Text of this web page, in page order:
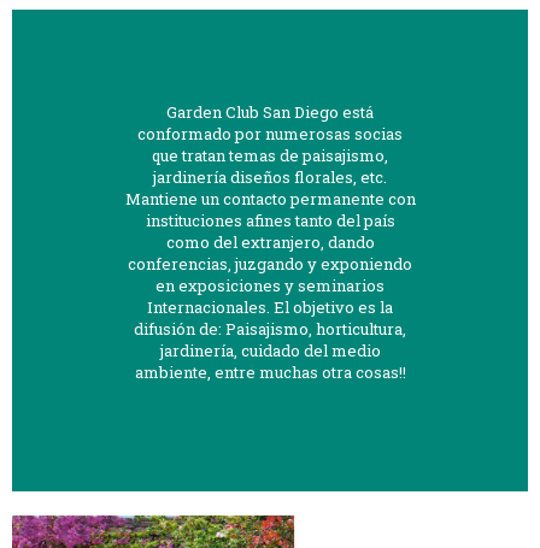
Garden Club San Diego está
conformado por numerosas socias
que tratan temas de paisajismo,
jardinería diseños florales, etc.
Mantiene un contacto permanente con
instituciones afines tanto del país
como del extranjero, dando
conferencias, juzgando y exponiendo
en exposiciones y seminarios
Internacionales. El objetivo es la
difusión de: Paisajismo, horticultura,
jardinería, cuidado del medio
ambiente, entre muchas otra cosas!!